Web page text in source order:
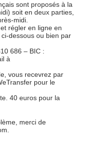
sont proposés à la
soit en deux parties,
midi.
régler en ligne en
dessous ou bien par
686 – BIC :
à
vous recevrez par
pour le
40 euros pour la
merci de